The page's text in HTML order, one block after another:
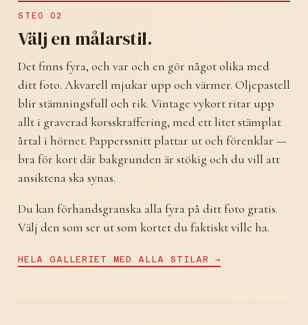
STEG 02
Välj en målarstil.
Det finns fyra, och var och en gör något olika med
ditt foto. Akvarell mjukar upp och värmer. Oljepastell
blir stämningsfull och rik. Vintage vykort ritar upp
allt i graverad korsskraffering, med ett litet stämplat
årtal i hörnet. Papperssnitt plattar ut och förenklar —
bra för kort där bakgrunden är stökig och du vill att
ansiktena ska synas.
Du kan förhandsgranska alla fyra på ditt foto gratis.
Välj den som ser ut som kortet du faktiskt ville ha.
HELA GALLERIET MED ALLA STILAR →